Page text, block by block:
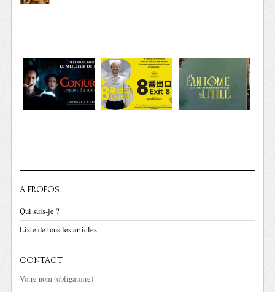
A PROPOS
Qui suis-je ?
Liste de tous les articles
CONTACT
Votre nom (obligatoire)